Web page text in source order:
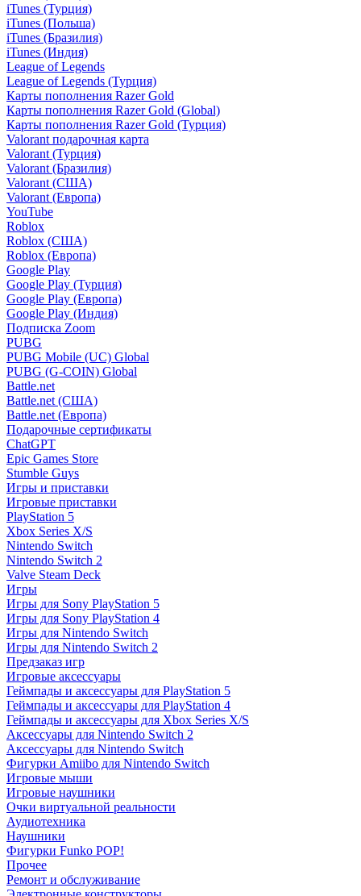
iTunes (Турция)
iTunes (Польша)
iTunes (Бразилия)
iTunes (Индия)
League of Legends
League of Legends (Турция)
Карты пополнения Razer Gold
Карты пополнения Razer Gold (Global)
Карты пополнения Razer Gold (Турция)
Valorant подарочная карта
Valorant (Турция)
Valorant (Бразилия)
Valorant (США)
Valorant (Европа)
YouTube
Roblox
Roblox (США)
Roblox (Европа)
Google Play
Google Play (Турция)
Google Play (Европа)
Google Play (Индия)
Подписка Zoom
PUBG
PUBG Mobile (UC) Global
PUBG (G-COIN) Global
Battle.net
Battle.net (США)
Battle.net (Европа)
Подарочные сертификаты
ChatGPT
Epic Games Store
Stumble Guys
Игры и приставки
Игровые приставки
PlayStation 5
Xbox Series X/S
Nintendo Switch
Nintendo Switch 2
Valve Steam Deck
Игры
Игры для Sony PlayStation 5
Игры для Sony PlayStation 4
Игры для Nintendo Switch
Игры для Nintendo Switch 2
Предзаказ игр
Игровые аксессуары
Геймпады и аксессуары для PlayStation 5
Геймпады и аксессуары для PlayStation 4
Геймпады и аксессуары для Xbox Series X/S
Аксессуары для Nintendo Switch 2
Аксессуары для Nintendo Switch
Фигурки Amiibo для Nintendo Switch
Игровые мыши
Игровые наушники
Очки виртуальной реальности
Аудиотехника
Наушники
Фигурки Funko POP!
Прочее
Ремонт и обслуживание